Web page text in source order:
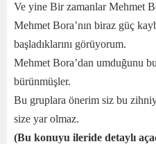
Ve yine Bir zamanlar Mehmet
Mehmet Bora’nın biraz güç
başladıklarını görüyorum.
Mehmet Bora’dan umduğunu
bürünmüşler.
Bu gruplara önerim siz bu
size yar olmaz.
(Bu konuyu ileride detaylı